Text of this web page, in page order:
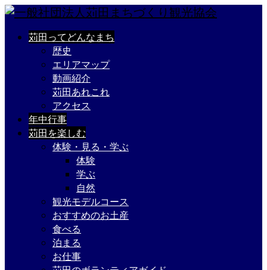
苅田ってどんなまち
歴史
エリアマップ
動画紹介
苅田あれこれ
アクセス
年中行事
苅田を楽しむ
体験・見る・学ぶ
体験
学ぶ
自然
観光モデルコース
おすすめのお土産
食べる
泊まる
お仕事